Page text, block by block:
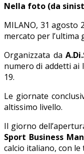
Nella foto (da
MILANO, 31 agosto
mercato per
Organizzata da
numero di addetti ai
19.
Le giornate
altissimo livello.
Il giorno
Sport Business
calcio italiano, con